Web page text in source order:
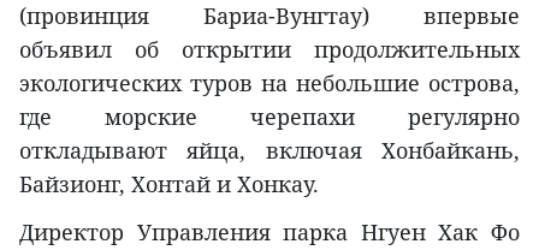
(провинция Бариа-Вунгтау) впервые
объявил об открытии продолжительных
экологических туров на небольшие острова,
где морские черепахи регулярно
откладывают яйца, включая Хонбайкань,
Байзионг, Хонтай и Хонкау.
Директор Управления парка Нгуен Хак Фо